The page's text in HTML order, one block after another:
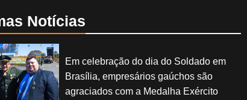
Notícias
Em celebração do dia do Soldado em
Brasília, empresários gaúchos são
agraciados com a Medalha Exército